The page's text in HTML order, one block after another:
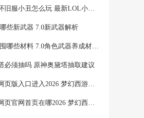
英雄联盟怀旧服小丑怎么玩 最新LOL小丑天赋符文
些新武器 7.0新武器解析
原神7.0要囤哪些材料 7.0角色武器养成材料一览
必须抽吗 原神奥黛塔抽取建议
梦幻西游网页版入口进入2026 梦幻西游网页版秒玩官网
梦幻西游网页官网首页在哪2026 梦幻西游网页官网页面一览